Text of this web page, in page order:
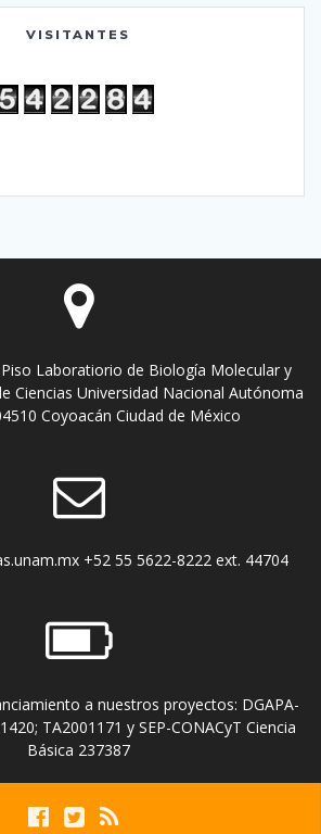
VISITANTES
Laboratiorio de Biología Molecular y
Ciencias Universidad Nacional Autónoma
Coyoacán Ciudad de México
+52 55 5622-8222 ext. 44704
a nuestros proyectos: DGAPA-
TA2001171 y SEP-CONACyT Ciencia
Básica 237387